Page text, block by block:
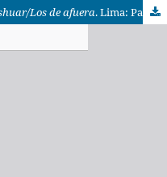
Los de afuera. Lima: Pakarina, 2025